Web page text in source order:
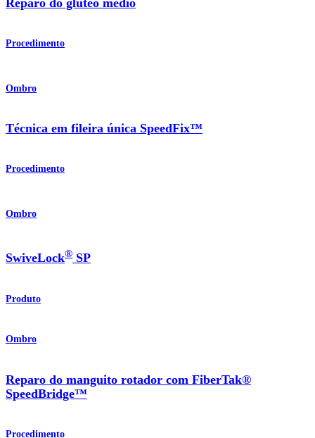
Procedimento
Ombro
Técnica em fileira única SpeedFix™
Procedimento
Ombro
SwiveLock® SP
Produto
Ombro
Reparo do manguito rotador com FiberTak®
SpeedBridge™
Procedimento